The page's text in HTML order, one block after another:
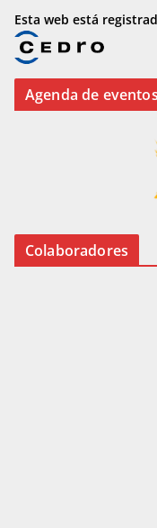
Esta web está
Agenda de eventos
Colaboradores